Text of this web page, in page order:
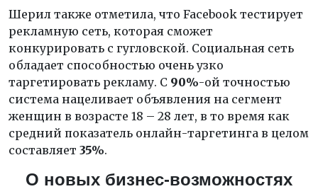
Шерил также отметила, что Facebook тестирует
рекламную сеть, которая сможет
конкурировать с гугловской. Социальная сеть
обладает способностью очень узко
таргетировать рекламу. С 90%-ой точностью
система нацеливает объявления на сегмент
женщин в возрасте 18 – 28 лет, в то время как
средний показатель онлайн-таргетинга в целом
составляет 35%.
О новых бизнес-возможностях